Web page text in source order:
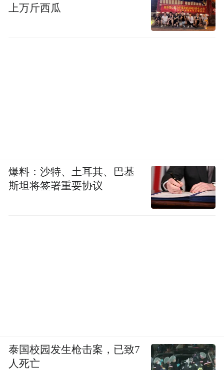
上万斤西瓜
爆料：沙特、土耳其、巴基
斯坦将签署重要协议
泰国校园发生枪击案，已致7
人死亡